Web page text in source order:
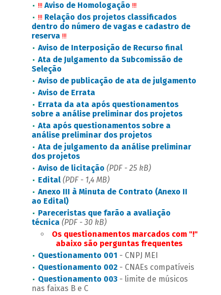
!!!Aviso de Homologação !!!
!!! Relação dos projetos classificados
dentro do número de vagas e cadastro de
reserva !!!
Aviso de Interposição de Recurso final
Ata de Julgamento da Subcomissão de
Seleção
Aviso de publicação de ata de julgamento
Aviso de Errata
Errata da ata após questionamentos
sobre a análise preliminar dos projetos
Ata após questionamentos sobre a
análise preliminar dos projetos
Ata de julgamento da análise preliminar
dos projetos
Aviso de licitação (PDF - 25 kB)
Edital (PDF - 1,4 MB)
Anexo III à Minuta de Contrato (Anexo II
ao Edital)
Pareceristas que farão a avaliação
técnica (PDF - 30 kB)
Os questionamentos marcados com "!"
abaixo são perguntas frequentes
Questionamento 001 - CNPJ MEI
Questionamento 002 - CNAEs compatíveis
Questionamento 003 - limite de músicos
nas faixas B e C